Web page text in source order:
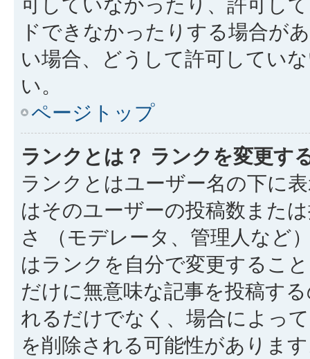
ドできなかったりする場合が
い場合、どうして許可してい
い。
ページトップ
ランクとは？ ランクを変更す
ランクとはユーザー名の下に
はそのユーザーの投稿数また
さ （モデレータ、管理人など
はランクを自分で変更するこ
だけに無意味な記事を投稿す
れるだけでなく、場合によっ
を削除される可能性がありま